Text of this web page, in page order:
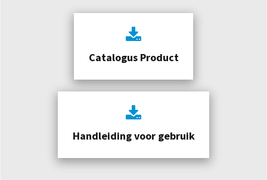
Catalogus Product
Handleiding voor gebruik